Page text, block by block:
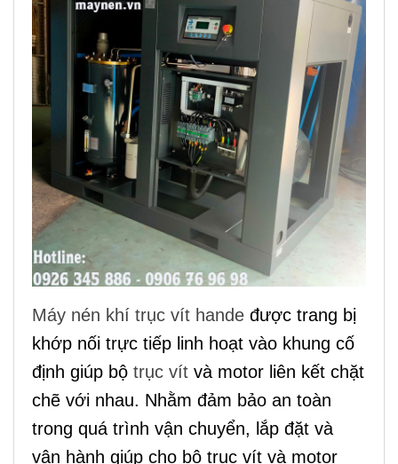
Máy nén khí trục vít hande được trang bị
khớp nối trực tiếp linh hoạt vào khung cố
định giúp bộ trục vít và motor liên kết chặt
chẽ với nhau. Nhằm đảm bảo an toàn
trong quá trình vận chuyển, lắp đặt và
vận hành giúp cho bộ trục vít và motor